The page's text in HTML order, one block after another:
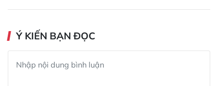
Ý KIẾN BẠN ĐỌC